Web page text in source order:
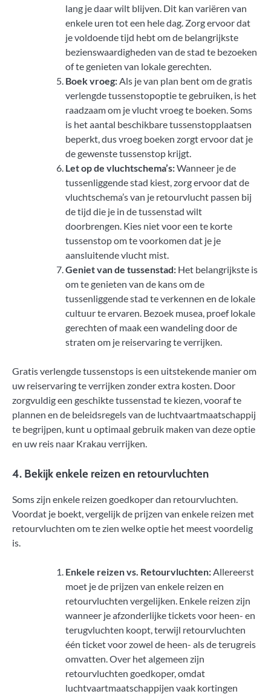
lang je daar wilt blijven. Dit kan variëren van
enkele uren tot een hele dag. Zorg ervoor dat
je voldoende tijd hebt om de belangrijkste
bezienswaardigheden van de stad te bezoeken
of te genieten van lokale gerechten.
Boek vroeg: Als je van plan bent om de gratis
verlengde tussenstopoptie te gebruiken, is het
raadzaam om je vlucht vroeg te boeken. Soms
is het aantal beschikbare tussenstopplaatsen
beperkt, dus vroeg boeken zorgt ervoor dat je
de gewenste tussenstop krijgt.
Let op de vluchtschema’s:Wanneer je de
tussenliggende stad kiest, zorg ervoor dat de
vluchtschema’s van je retourvlucht passen bij
de tijd die je in de tussenstad wilt
doorbrengen. Kies niet voor een te korte
tussenstop om te voorkomen dat je je
aansluitende vlucht mist.
Geniet van de tussenstad: Het belangrijkste is
om te genieten van de kans om de
tussenliggende stad te verkennen en de lokale
cultuur te ervaren. Bezoek musea, proef lokale
gerechten of maak een wandeling door de
straten om je reiservaring te verrijken.
Gratis verlengde tussenstops is een uitstekende manier om
uw reiservaring te verrijken zonder extra kosten. Door
zorgvuldig een geschikte tussenstad te kiezen, vooraf te
plannen en de beleidsregels van de luchtvaartmaatschappij
te begrijpen, kunt u optimaal gebruik maken van deze optie
en uw reis naar Krakau verrijken.
4. Bekijk enkele reizen en retourvluchten
Soms zijn enkele reizen goedkoper dan retourvluchten.
Voordat je boekt, vergelijk de prijzen van enkele reizen met
retourvluchten om te zien welke optie het meest voordelig
is.
Enkele reizen vs. Retourvluchten:Allereerst
moet je de prijzen van enkele reizen en
retourvluchten vergelijken. Enkele reizen zijn
wanneer je afzonderlijke tickets voor heen- en
terugvluchten koopt, terwijl retourvluchten
één ticket voor zowel de heen- als de terugreis
omvatten. Over het algemeen zijn
retourvluchten goedkoper, omdat
luchtvaartmaatschappijen vaak kortingen